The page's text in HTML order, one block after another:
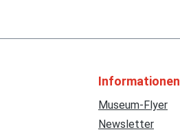
Informationen
Museum-Flyer
Newsletter